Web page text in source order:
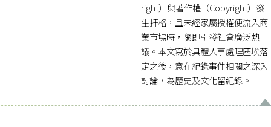
right）與著作權（Copyright）發
生扞格，且未經家屬授權便流入商
業市場時，隨即引發社會廣泛熱
議。本文寫於具體人事處理塵埃落
定之後，意在紀錄事件相關之深入
討論，為歷史及文化留紀錄。